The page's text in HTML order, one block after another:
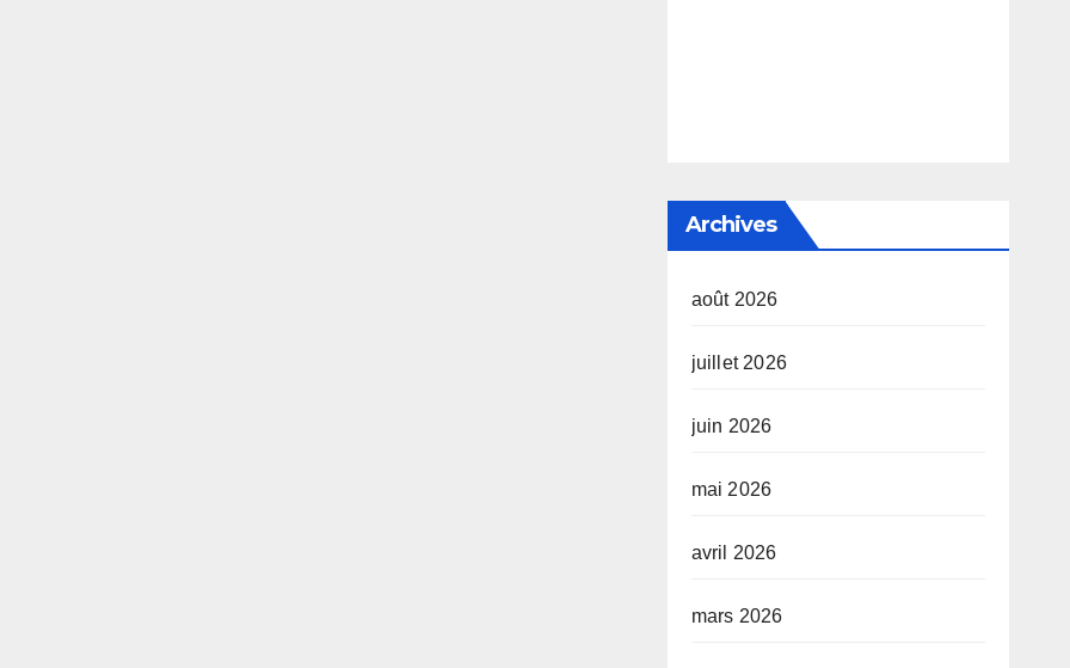
Archives
août 2026
juillet 2026
juin 2026
mai 2026
avril 2026
mars 2026